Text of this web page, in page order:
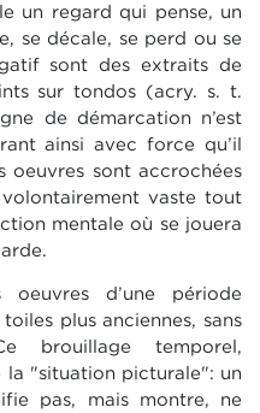
un regard qui pense, un
se décale, se perd ou se
sont des extraits de
sur tondos (acry. s. t.
de démarcation n’est
ainsi avec force qu’il
oeuvres sont accrochées
vaste tout
mentale où se jouera
oeuvres d’une période
plus anciennes, sans
brouillage temporel,
"situation picturale": un
pas, mais montre, ne